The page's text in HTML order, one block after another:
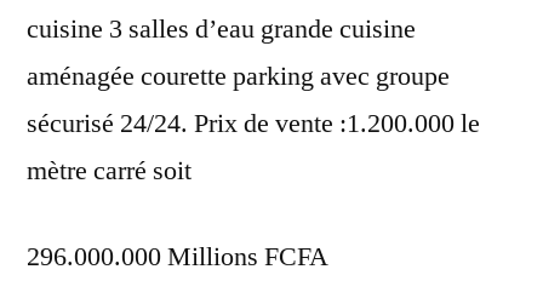
cuisine 3 salles d’eau grande cuisine
aménagée courette parking avec groupe
sécurisé 24/24. Prix de vente :1.200.000 le
mètre carré soit
296.000.000 Millions FCFA